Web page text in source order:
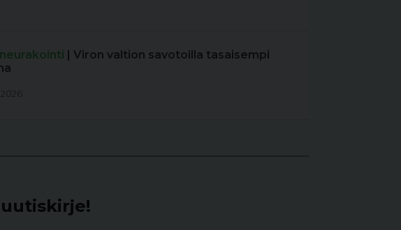
| Viron valtion savotoilla tasaisempi